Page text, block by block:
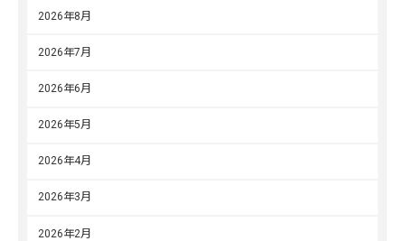
2026年8月
2026年7月
2026年6月
2026年5月
2026年4月
2026年3月
2026年2月